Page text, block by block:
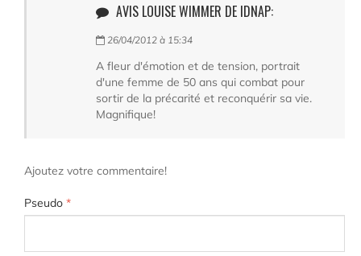
AVIS LOUISE WIMMER DE IDNAP:
26/04/2012 à 15:34
A fleur d'émotion et de tension, portrait
d'une femme de 50 ans qui combat pour
sortir de la précarité et reconquérir sa vie.
Magnifique!
Ajoutez votre commentaire!
Pseudo *